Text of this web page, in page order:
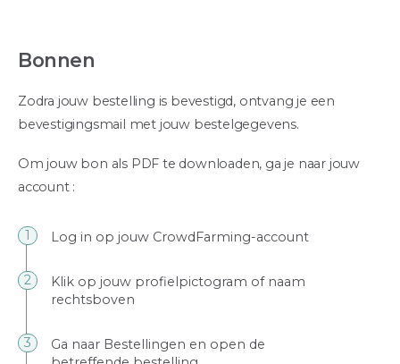
Bonnen
Zodra jouw bestelling is bevestigd, ontvang je een
bevestigingsmail met jouw bestelgegevens.
Om jouw bon als PDF te downloaden, ga je naar jouw
account :
Log in op jouw CrowdFarming-account
Klik op jouw profielpictogram of naam
rechtsboven
Ga naar Bestellingen en open de